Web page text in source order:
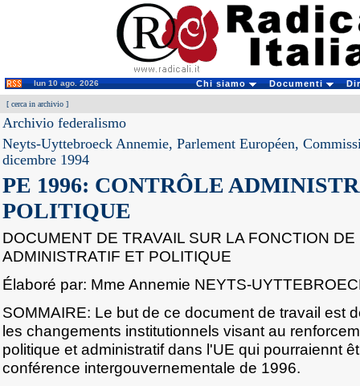
lun 10 ago. 2026 Chi siamo Documenti
[ cerca in archivio ]
Archivio federalismo
Neyts-Uyttebroeck Annemie, Parlement Européen,
dicembre 1994
PE 1996: CONTRÔLE
POLITIQUE
DOCUMENT DE TRAVAIL SUR LA FONCTION
ADMINISTRATIF ET POLITIQUE
Élaboré par: Mme Annemie NEYTS-
SOMMAIRE: Le but de ce document de travail est
les changements institutionnels visant au
politique et administratif dans l'UE qui pourraiennt
conférence intergouvernementale de 1996.